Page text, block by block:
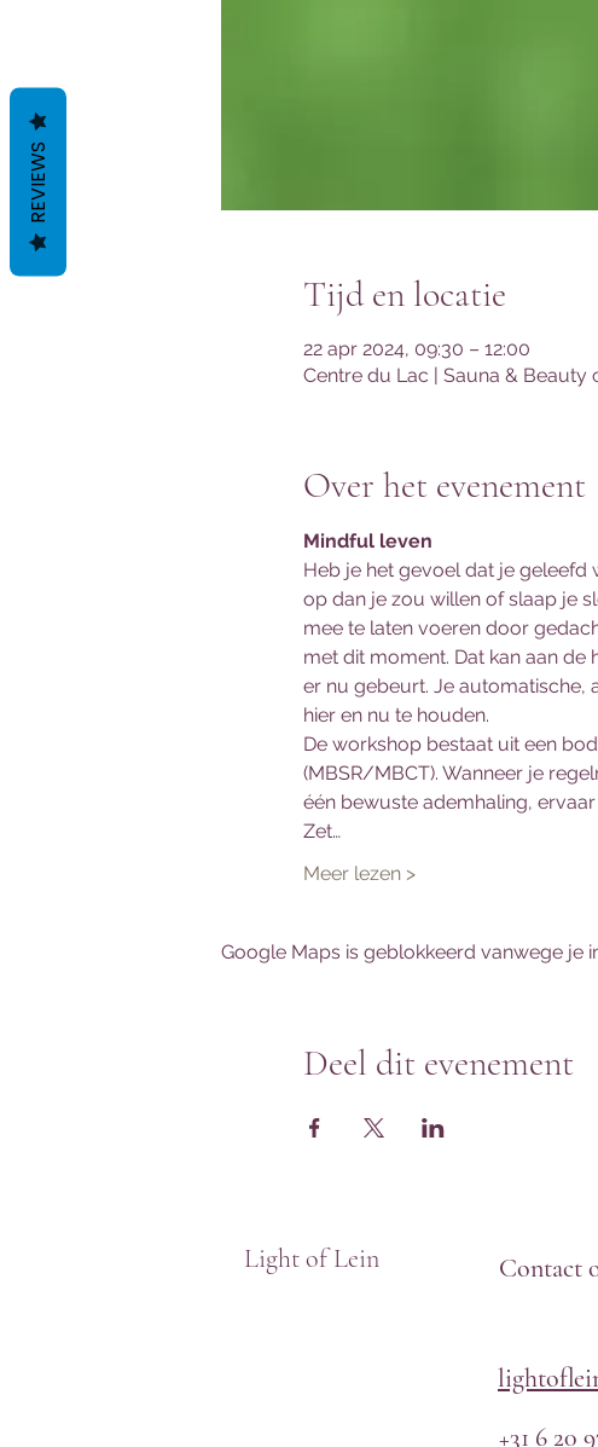
Tijd en locatie
22 apr 2024, 09:30 – 12:00
Centre du Lac | Sauna & Beauty
Over het evenement
Mindful leven
Heb je het gevoel dat je geleefd
op dan je zou willen of slaap je
mee te laten voeren door
met dit moment. Dat kan aan
er nu gebeurt. Je automatische,
hier en nu te houden.
De workshop bestaat uit een
(MBSR/MBCT). Wanneer je
één bewuste ademhaling,
Zet…
Meer lezen >
Google Maps is geblokkeerd vanwege je
Deel dit evenement
Light of Lein Contact
+31 6 20
REVIEWS